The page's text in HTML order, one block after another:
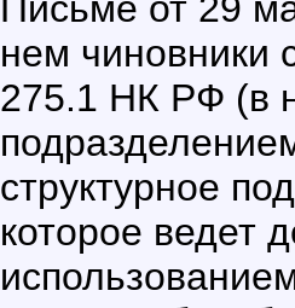
Письме от 29
нем чиновники
275.1 НК РФ (в
структурное
которое ведет